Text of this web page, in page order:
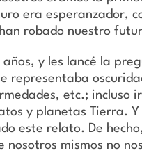
era esperanzador,
robado nuestro
y les lancé la
representaba
etc.; incluso
y planetas Tierra. Y
este relato. De hecho,
mismos no nos